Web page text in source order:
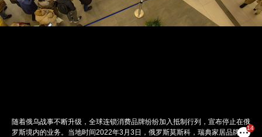
14
随着俄乌战事不断升级，全球连锁消费品牌纷纷加入抵制行列，宣布停止在俄
罗斯境内的业务。当地时间2022年3月3日，俄罗斯莫斯科，瑞典家居品牌宜